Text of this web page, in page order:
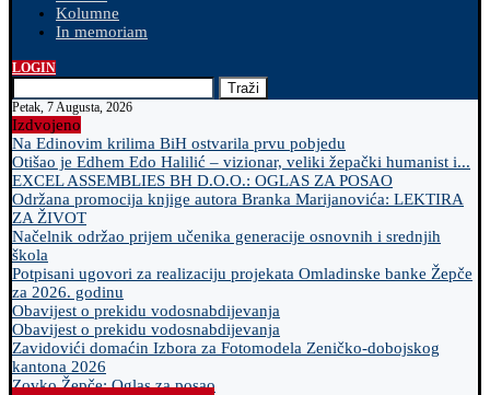
Kolumne
In memoriam
LOGIN
Traži
Petak, 7 Augusta, 2026
Izdvojeno
Na Edinovim krilima BiH ostvarila prvu pobjedu
Otišao je Edhem Edo Halilić – vizionar, veliki žepački humanist i...
EXCEL ASSEMBLIES BH D.O.O.: OGLAS ZA POSAO
Održana promocija knjige autora Branka Marijanovića: LEKTIRA
ZA ŽIVOT
Načelnik održao prijem učenika generacije osnovnih i srednjih
škola
Potpisani ugovori za realizaciju projekata Omladinske banke Žepče
za 2026. godinu
Obavijest o prekidu vodosnabdijevanja
Obavijest o prekidu vodosnabdijevanja
Zavidovići domaćin Izbora za Fotomodela Zeničko-dobojskog
kantona 2026
Zovko Žepče: Oglas za posao